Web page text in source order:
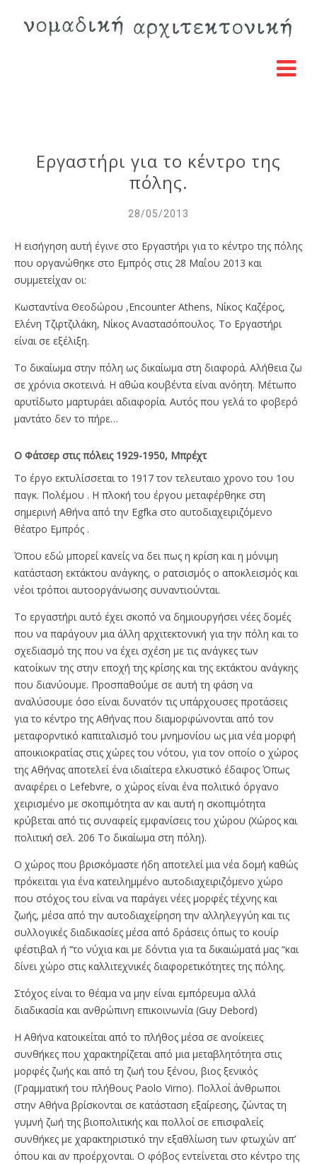
Εργαστήρι για το κέντρο της
πόλης.
28/05/2013
Η εισήγηση αυτή έγινε στο Εργαστήρι για το κέντρο της πόλης
που οργανώθηκε στο Εμπρός στις 28 Μαΐου 2013 και
συμμετείχαν οι:
Κωσταντίνα Θεοδώρου ,Encounter Athens, Νίκος Καζέρος,
Ελένη Τζιρτζιλάκη, Νίκος Αναστασόπουλος. Το Εργαστήρι
είναι σε εξέλιξη.
Το δικαίωμα στην πόλη ως δικαίωμα στη διαφορά. Αλήθεια ζω
σε χρόνια σκοτεινά. Η αθώα κουβέντα είναι ανόητη. Μέτωπο
αρυτίδωτο μαρτυράει αδιαφορία. Αυτός που γελά το φοβερό
μαντάτο δεν το πήρε…
Ο Φάτσερ στις πόλεις 1929-1950, Μπρέχτ
Το έργο εκτυλίσσεται το 1917 τον τελευταιο χρονο του 1oυ
παγκ. Πολέμου . Η πλοκή του έργου μεταφέρθηκε στη
σημερινή Αθήνα από την Egfka στο αυτοδιαχειριζόμενο
θέατρο Εμπρός .
Όπου εδώ μπορεί κανείς να δει πως η κρίση και η μόνιμη
κατάσταση εκτάκτου ανάγκης, ο ρατσισμός ο αποκλεισμός και
νέοι τρόποι αυτοοργάνωσης συναντιούνται.
Το εργαστήρι αυτό έχει σκοπό να δημιουργήσει νέες δομές
που να παράγουν μια άλλη αρχιτεκτονική για την πόλη και το
σχεδιασμό της που να έχει σχέση με τις ανάγκες των
κατοίκων της στην εποχή της κρίσης και της εκτάκτου ανάγκης
που διανύουμε. Προσπαθούμε σε αυτή τη φάση να
αναλύσουμε όσο είναι δυνατόν τις υπάρχουσες προτάσεις
για το κέντρο της Αθήνας που διαμορφώνονται από τον
μεταφορντικό καπιταλισμό του μνημονίου ως μια νέα μορφή
αποικιοκρατίας στις χώρες του νότου, για τον οποίο ο χώρος
της Αθήνας αποτελεί ένα ιδιαίτερα ελκυστικό έδαφος Όπως
αναφέρει ο Lefebvre, ο χώρος είναι ένα πολιτικό όργανο
χειρισμένο με σκοπιμότητα αν και αυτή η σκοπιμότητα
κρύβεται από τις συναφείς εμφανίσεις του χώρου (Χώρος και
πολιτική σελ. 206 Το δικαίωμα στη πόλη).
Ο χώρος που βρισκόμαστε ήδη αποτελεί μια νέα δομή καθώς
πρόκειται για ένα κατειλημμένο αυτοδιαχειριζόμενο χώρο
που στόχος του είναι να παράγει νέες μορφές τέχνης και
ζωής, μέσα από την αυτοδιαχείρηση την αλληλεγγύη και τις
συλλογικές διαδικασίες μέσα από δράσεις όπως το κουίρ
φέστιβαλ ή “το νύχια και με δόντια για τα δικαιώματά μας “και
δίνει χώρο στις καλλιτεχνικές διαφορετικότητες της πόλης.
Στόχος είναι το θέαμα να μην είναι εμπόρευμα αλλά
διαδικασία και ανθρώπινη επικοινωνία (Guy Debord)
Η Αθήνα κατοικείται από το πλήθος μέσα σε ανοίκειες
συνθήκες που χαρακτηρίζεται από μια μεταβλητότητα στις
μορφές ζωής και από τη ζωή του ξένου, βιος ξενικός
(Γραμματική του πλήθους Paolo Virno). Πολλοί άνθρωποι
στην Αθήνα βρίσκονται σε κατάσταση εξαίρεσης, ζώντας τη
γυμνή ζωή της βιοπολιτικής και πολλοί σε επισφαλείς
συνθήκες με χαρακτηριστικό την εξαθλίωση των φτωχών απ’
όπου και αν προέρχονται. Ο φόβος εντείνεται στο κέντρο της